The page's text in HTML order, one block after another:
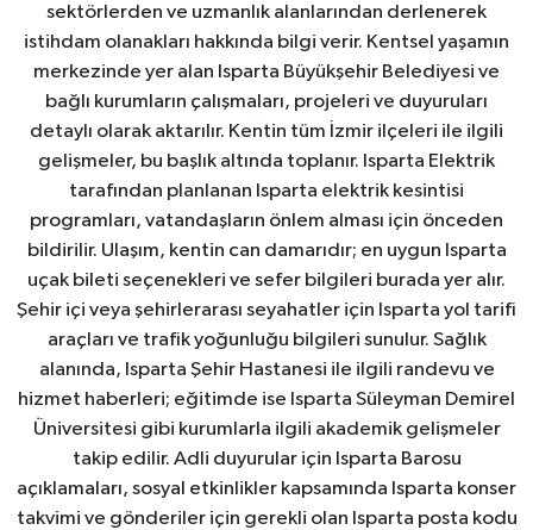
sektörlerden ve uzmanlık alanlarından derlenerek
istihdam olanakları hakkında bilgi verir. Kentsel yaşamın
merkezinde yer alan Isparta Büyükşehir Belediyesi ve
bağlı kurumların çalışmaları, projeleri ve duyuruları
detaylı olarak aktarılır. Kentin tüm İzmir ilçeleri ile ilgili
gelişmeler, bu başlık altında toplanır. Isparta Elektrik
tarafından planlanan Isparta elektrik kesintisi
programları, vatandaşların önlem alması için önceden
bildirilir. Ulaşım, kentin can damarıdır; en uygun Isparta
uçak bileti seçenekleri ve sefer bilgileri burada yer alır.
Şehir içi veya şehirlerarası seyahatler için Isparta yol tarifi
araçları ve trafik yoğunluğu bilgileri sunulur. Sağlık
alanında, Isparta Şehir Hastanesi ile ilgili randevu ve
hizmet haberleri; eğitimde ise Isparta Süleyman Demirel
Üniversitesi gibi kurumlarla ilgili akademik gelişmeler
takip edilir. Adli duyurular için Isparta Barosu
açıklamaları, sosyal etkinlikler kapsamında Isparta konser
takvimi ve gönderiler için gerekli olan Isparta posta kodu